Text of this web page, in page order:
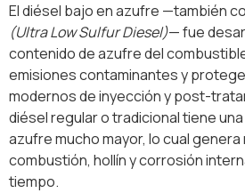
El diésel bajo en azufre —también
(Ultra Low Sulfur Diesel)— fue
contenido de azufre del
emisiones contaminantes y
modernos de inyección y post-
diésel regular o tradicional tiene
azufre mucho mayor, lo cual
combustión, hollín y corrosión
tiempo.